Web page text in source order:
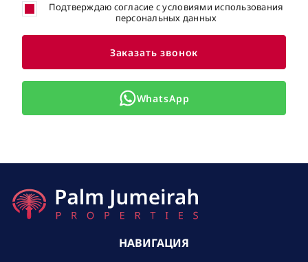
Подтверждаю согласие с условиями использования
персональных данных
Заказать звонок
WhatsApp
НАВИГАЦИЯ